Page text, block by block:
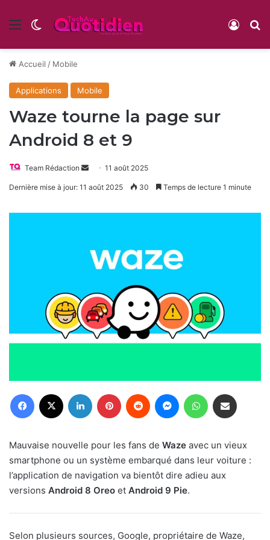
Menu Switch skin
Accueil / Mobile
Applications Mobile
Waze tourne la page sur
Android 8 et 9
Team Rédaction
Envoyer11 août 2025
Dernière mise à jour: 11 août 2025 30 Temps de lecture 1 minute
Facebook Linkedin Pinterest Reddit MessengerWhatsApp
Mauvaise nouvelle pour les fans de Waze avec un vieux
smartphone ou un système embarqué dans leur voiture :
l’application de navigation va bientôt dire adieu aux
versions Android 8 Oreo et Android 9 Pie.
Selon plusieurs sources, Google, propriétaire de Waze,